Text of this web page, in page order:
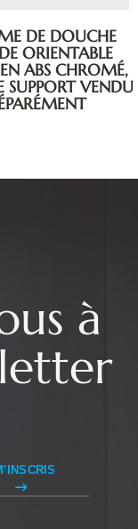
DE DOUCHE
ORIENTABLE
ABS CHROMÉ,
SUPPORT VENDU
à